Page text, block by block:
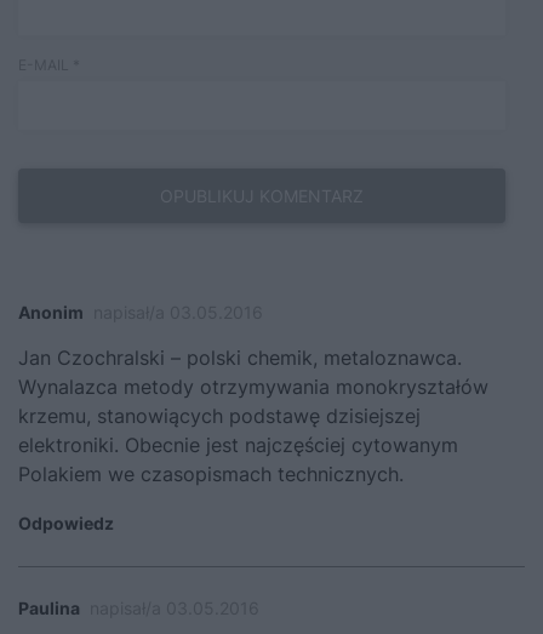
Anonim
Jan Czochralski – polski chemik, metaloznawca.
Wynalazca metody otrzymywania monokryształów
krzemu, stanowiących podstawę dzisiejszej
elektroniki. Obecnie jest najczęściej cytowanym
Polakiem we czasopismach technicznych.
Odpowiedz
Paulina